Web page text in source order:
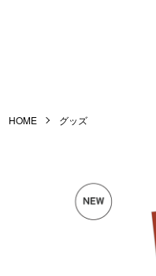
HOME グッズ